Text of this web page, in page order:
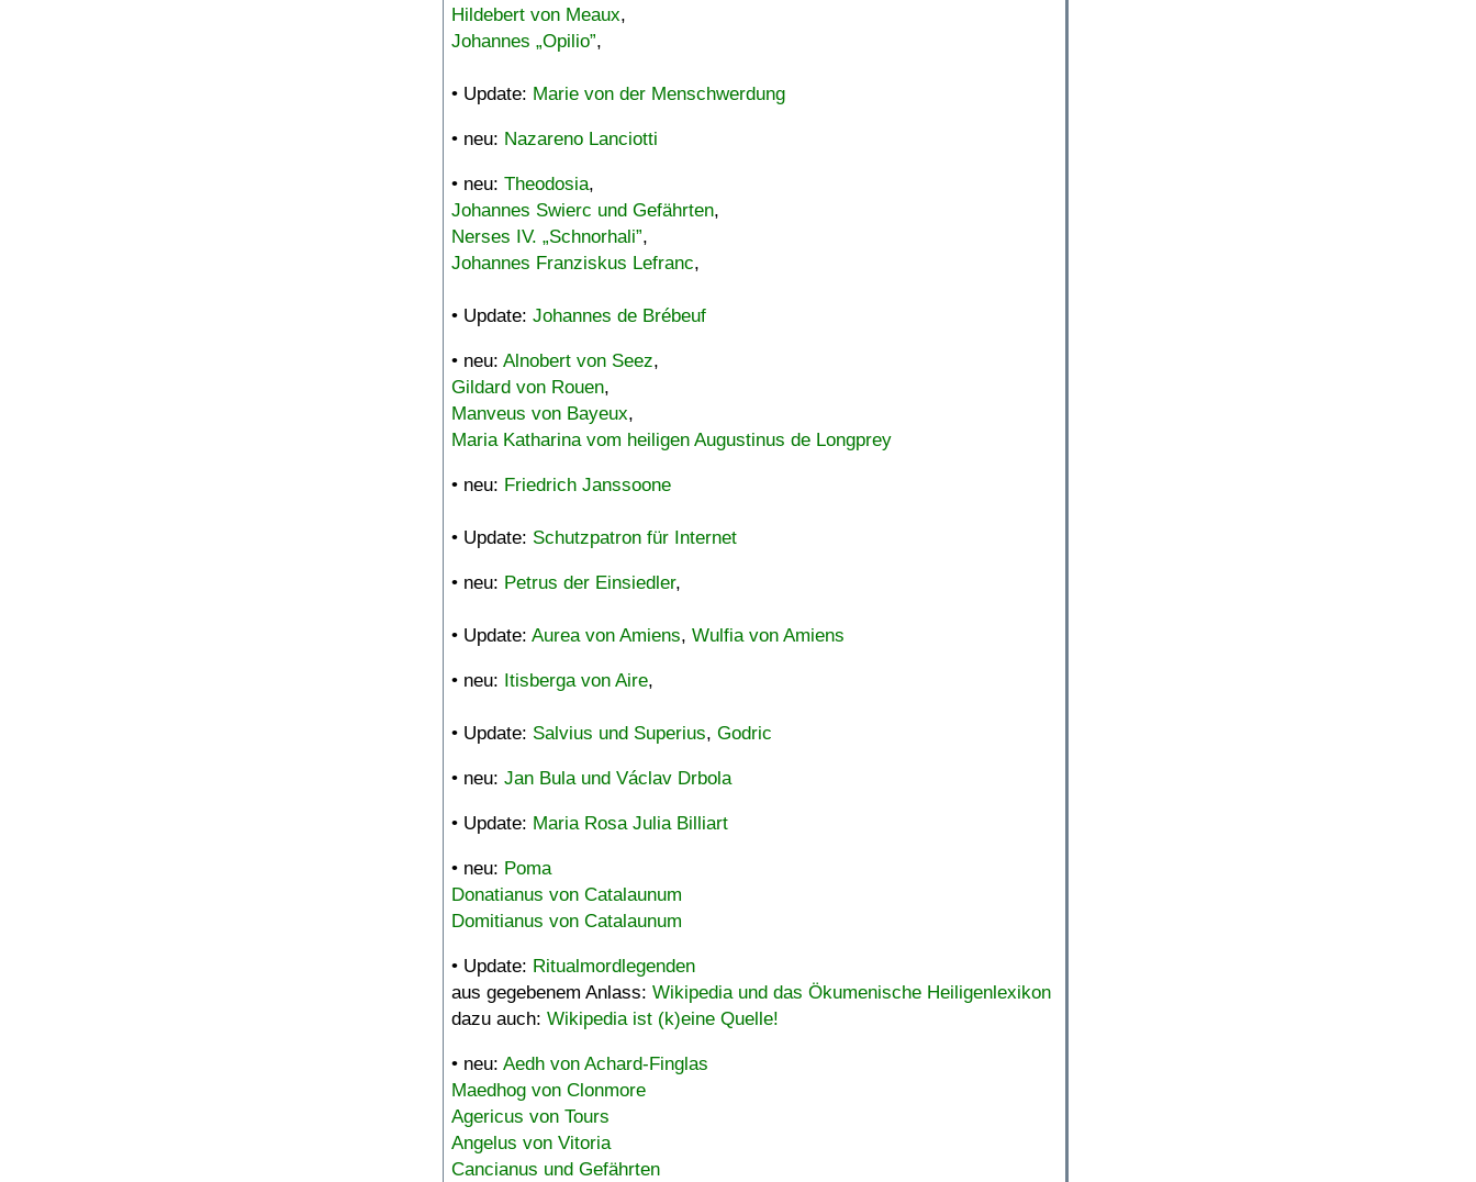
Hildebert von Meaux,
Johannes „Opilio”,
• Update: Marie von der Menschwerdung
• neu: Nazareno Lanciotti
• neu: Theodosia,
Johannes Swierc und Gefährten,
Nerses IV. „Schnorhali”,
Johannes Franziskus Lefranc,
• Update: Johannes de Brébeuf
• neu: Alnobert von Seez,
Gildard von Rouen,
Manveus von Bayeux,
Maria Katharina vom heiligen Augustinus de Longprey
• neu: Friedrich Janssoone
• Update: Schutzpatron für Internet
• neu: Petrus der Einsiedler,
• Update: Aurea von Amiens, Wulfia von Amiens
• neu: Itisberga von Aire,
• Update: Salvius und Superius, Godric
• neu: Jan Bula und Václav Drbola
• Update: Maria Rosa Julia Billiart
• neu: Poma
Donatianus von Catalaunum
Domitianus von Catalaunum
• Update: Ritualmordlegenden
aus gegebenem Anlass: Wikipedia und das Ökumenische Heiligenlexikon
dazu auch: Wikipedia ist (k)eine Quelle!
• neu: Aedh von Achard-Finglas
Maedhog von Clonmore
Agericus von Tours
Angelus von Vitoria
Cancianus und Gefährten